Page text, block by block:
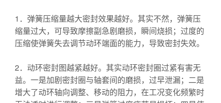
1．弹簧压缩量越大密封效果越好。其实不然，弹簧压
缩量过大，可导致摩擦副急剧磨损，瞬间烧损；过度的
压缩使弹簧失去调节动环端面的能力，导致密封失效。
2．动环密封图越紧越好。其实动环密封圈过紧有害无
益。一是加剧密封圈与轴套间的磨损，过早泄漏；二是
增大了动环轴向调整、移动的阻力，在工况变化频繁时